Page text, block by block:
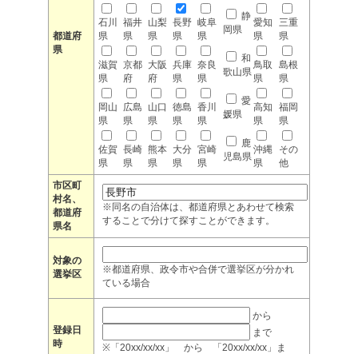
都道府
県
石川
県
福井
県
山梨
県
長野
県
岐阜
県
静
岡県
愛知
県
三重
県
滋賀
県
京都
府
大阪
府
兵庫
県
奈良
県
和
歌山県
鳥取
県
島根
県
岡山
県
広島
県
山口
県
徳島
県
香川
県
愛
媛県
高知
県
福岡
県
佐賀
県
長崎
県
熊本
県
大分
県
宮崎
県
鹿
児島県
沖縄
県
その
他
市区町
村名、
都道府
県名
※同名の自治体は、都道府県とあわせて検索
することで分けて探すことができます。
対象の
選挙区
※都道府県、政令市や合併で選挙区が分かれ
ている場合
登録日
時
から
まで
※「20xx/xx/xx」 から 「20xx/xx/xx」ま